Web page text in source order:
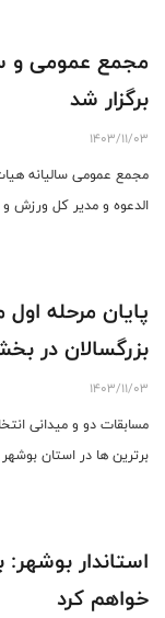
مجمع عمومی و
برگزار شد
1403/11/03
مجمع عمومی سالیانه
الدعوه و مدیر کل ورزش و
پایان مرحله
بزرگسالان در
1403/11/03
مسابقات دو و میدانی
برترین ها در استان
استاندار
خواهم کرد